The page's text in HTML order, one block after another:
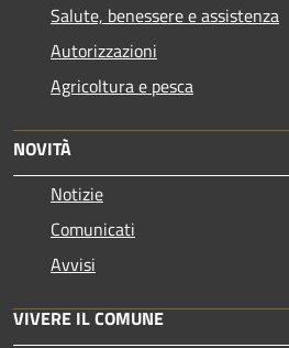
Salute, benessere e assistenza
Autorizzazioni
Agricoltura e pesca
NOVITÀ
Notizie
Comunicati
Avvisi
VIVERE IL COMUNE